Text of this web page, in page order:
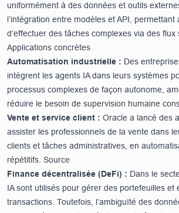
uniformément à des données et outils
l’intégration entre modèles et API, permettant
d’effectuer des tâches complexes via des flux
Applications concrètes
Automatisation industrielle : Des
intègrent les agents IA dans leurs systèmes
processus complexes de façon autonome,
réduire le besoin de supervision humaine
Vente et service client : Oracle a lancé des
assister les professionnels de la vente dans
clients et tâches administratives, en
répétitifs. Source
Finance décentralisée (DeFi) : Dans le
IA sont utilisés pour gérer des portefeuilles et
transactions. Toutefois, l’ambiguïté des